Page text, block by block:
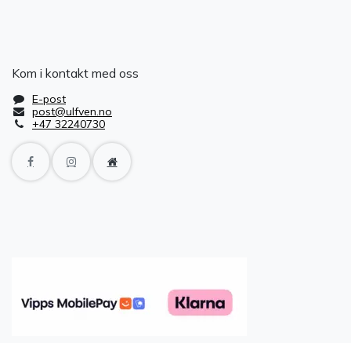
Kom i kontakt med oss
E-post
post@ulfven.no
+47 32240730